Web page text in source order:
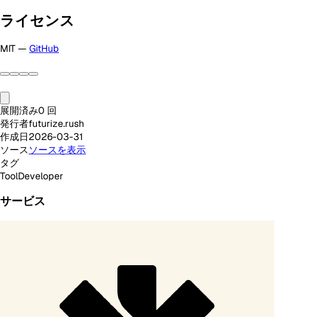
ライセンス
MIT — GitHub
展開済み0 回
発行者futurize.rush
作成日2026-03-31
ソースソースを表示
タグ
ToolDeveloper
サービス